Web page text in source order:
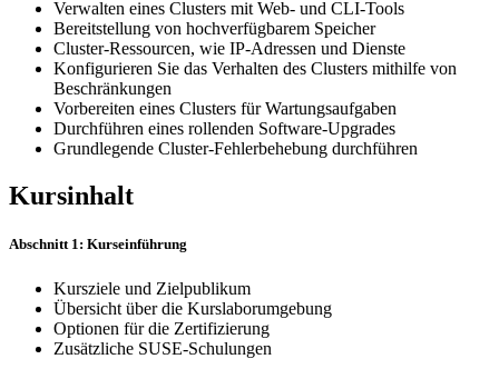
Verwalten eines Clusters mit Web- und CLI-Tools
Bereitstellung von hochverfügbarem Speicher
Cluster-Ressourcen, wie IP-Adressen und Dienste
Konfigurieren Sie das Verhalten des Clusters mithilfe von
Beschränkungen
Vorbereiten eines Clusters für Wartungsaufgaben
Durchführen eines rollenden Software-Upgrades
Grundlegende Cluster-Fehlerbehebung durchführen
Kursinhalt
Abschnitt 1: Kurseinführung
Kursziele und Zielpublikum
Übersicht über die Kurslaborumgebung
Optionen für die Zertifizierung
Zusätzliche SUSE-Schulungen